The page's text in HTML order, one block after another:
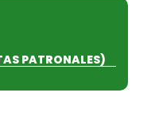
PATRONALES)